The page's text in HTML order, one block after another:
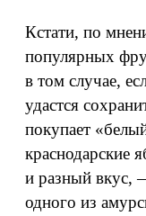
Кстати, по
популярных
в том случае,
удастся
покупает
краснодарские
и разный вкус,
одного из